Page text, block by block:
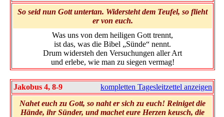
So seid nun Gott untertan. Widersteht dem Teufel, so flieht
er von euch.
Was uns von dem heiligen Gott trennt,
ist das, was die Bibel „Sünde“ nennt.
Drum widersteh den Versuchungen aller Art
und erlebe, wie man zu siegen vermag!
Jakobus 4, 8-9
kompletten Tagesleitzettel anzeigen
Nahet euch zu Gott, so naht er sich zu euch! Reiniget die
Hände, ihr Sünder, und machet eure Herzen keusch, die